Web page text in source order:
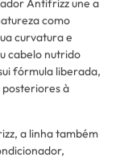
Antifrizz une a
como
curvatura e
cabelo nutrido
fórmula liberada,
à
a linha também